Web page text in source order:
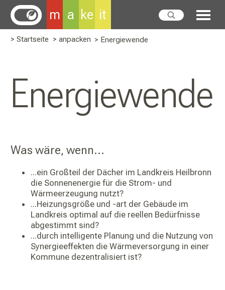
m a ke it
> Startseite > anpacken > Energiewende
Energiewende
Was wäre, wenn...
...ein Großteil der Dächer im Landkreis Heilbronn
die Sonnenenergie für die Strom- und
Wärmeerzeugung nutzt?
...Heizungsgröße und -art der Gebäude im
Landkreis optimal auf die reellen Bedürfnisse
abgestimmt sind?
...durch intelligente Planung und die Nutzung von
Synergieeffekten die Wärmeversorgung in einer
Kommune dezentralisiert ist?